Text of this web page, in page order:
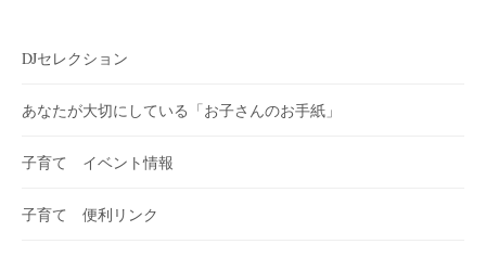
DJセレクション
あなたが大切にしている「お子さんのお手紙」
子育て イベント情報
子育て 便利リンク